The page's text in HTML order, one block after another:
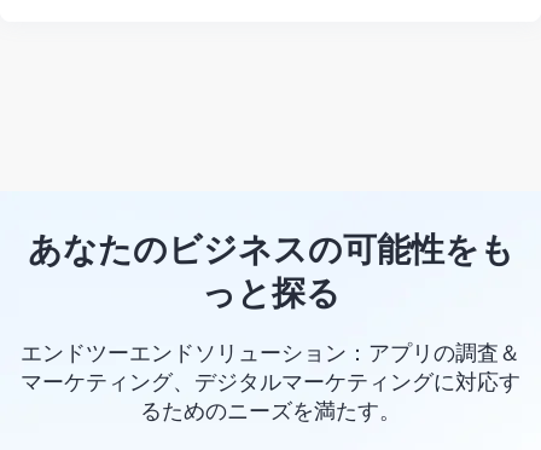
あなたのビジネスの可能性をも
っと探る
エンドツーエンドソリューション：アプリの調査＆
マーケティング、デジタルマーケティングに対応す
るためのニーズを満たす。